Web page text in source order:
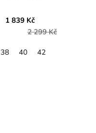
1 839 Kč
2 299 Kč
38 40 42